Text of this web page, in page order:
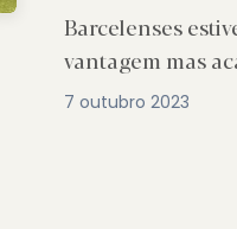
Barcelenses
vantagem mas
7 outubro 2023